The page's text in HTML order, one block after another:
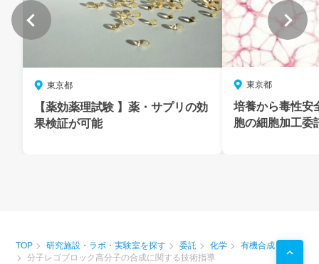
東京都
【薬効薬理試験 】薬・サプリの効
果検証が可能
東京都
培養から毒性安
胞の細胞加工委
TOP 研究施設・ラボ・実験室を探す 委託 化学
有機合成
分子レゴブロック高分子の合成に関する技術指導